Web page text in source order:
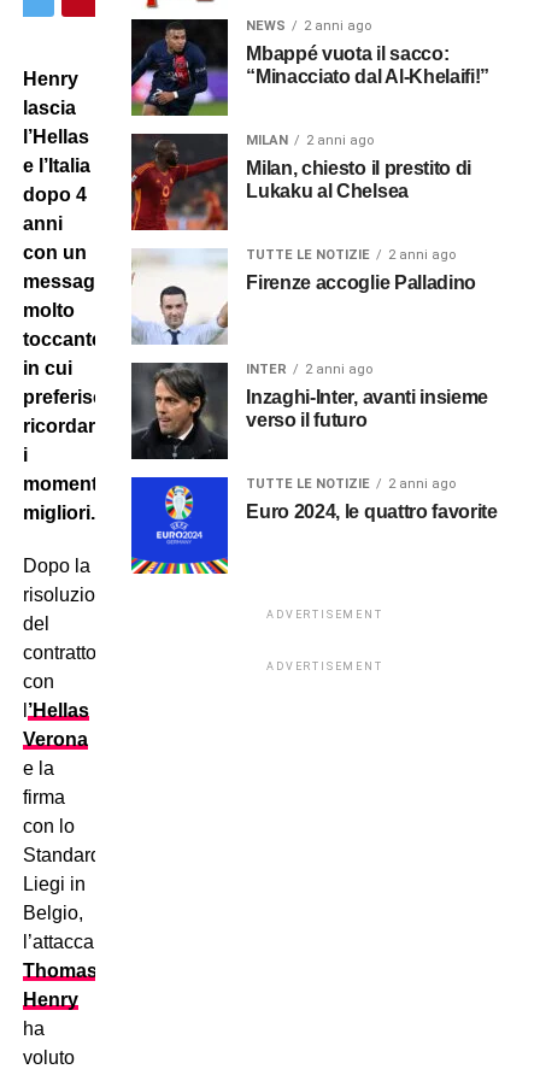
Henry
lascia
l’Hellas
e l’Italia
dopo 4
anni
con un
messaggio
molto
toccante
in cui
preferisce
ricordare
i
momenti
migliori.
Dopo la
risoluzione
del
contratto
con
’Hellas
Verona
e la
firma
con lo
Standard
Liegi in
Belgio,
l’attaccante
Thomas
Henry
ha
voluto
NEWS 2 anni ago
Mbappé vuota il sacco:
“Minacciato dal Al-Khelaifi!”
MILAN 2 anni ago
Milan, chiesto il prestito di
Lukaku al Chelsea
TUTTE LE NOTIZIE 2 anni ago
Firenze accoglie Palladino
INTER 2 anni ago
Inzaghi-Inter, avanti insieme
verso il futuro
TUTTE LE NOTIZIE 2 anni ago
Euro 2024, le quattro favorite
ADVERTISEMENT
ADVERTISEMENT